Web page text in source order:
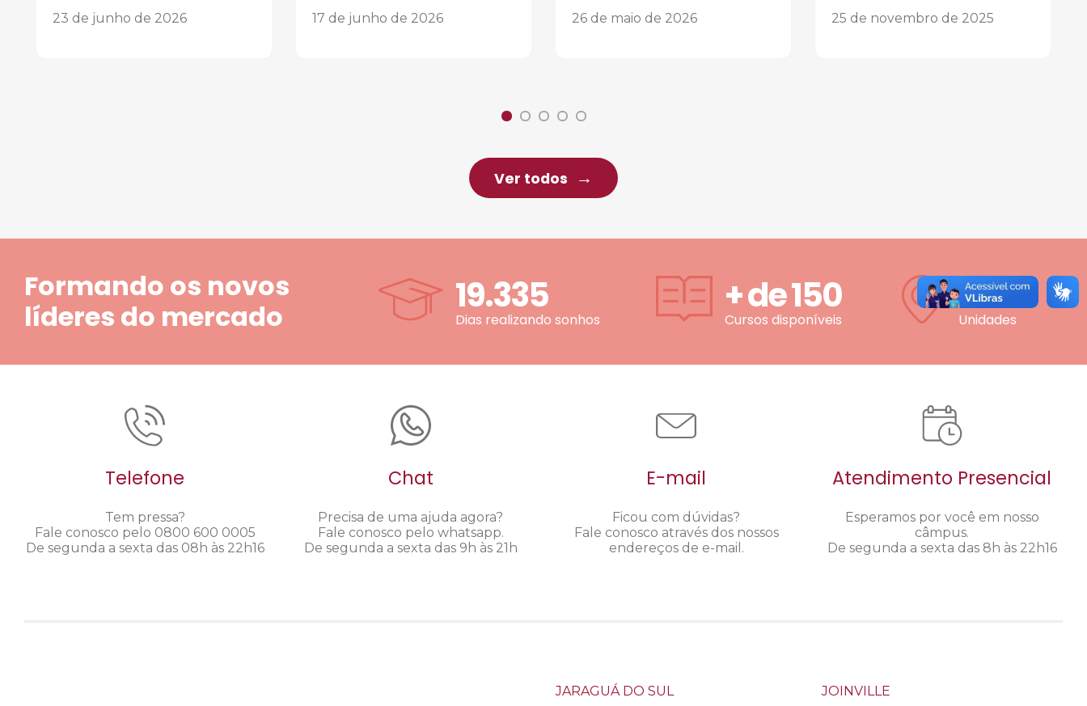
23 de junho de 2026 17 de junho de 2026 26 de maio de 2026 25 de novembro de 2025
Ver todos
Formando os novos
líderes do mercado
19.335
Dias realizando sonhos
+ de150
Cursos disponíveis
5
Unidades
Telefone
Tem pressa?
Fale conosco pelo 0800 600 0005
De segunda a sexta das 08h às 22h16
Chat
Precisa de uma ajuda agora?
Fale conosco pelo whatsapp.
De segunda a sexta das 9h às 21h
E-mail
Ficou com dúvidas?
Fale conosco através dos nossos
endereços de e-mail.
Atendimento Presencial
Esperamos por você em nosso
câmpus.
De segunda a sexta das 8h às 22h16
JARAGUÁ DO SUL JOINVILLE